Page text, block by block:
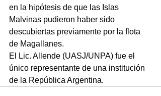
en la hipótesis de que las Islas
Malvinas pudieron haber sido
descubiertas previamente por la flota
de Magallanes.
El Lic. Allende (UASJ/UNPA) fue el
único representante de una institución
de la República Argentina.